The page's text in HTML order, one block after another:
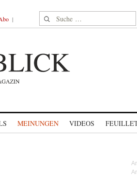
Suche nach:
MEINUNGEN VIDEOS